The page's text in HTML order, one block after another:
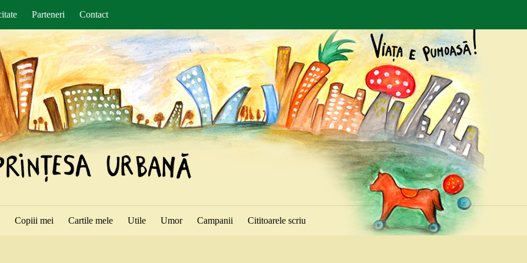
Parteneri Contact
Copiii mei Cartile mele Utile Umor Campanii Cititoarele scriu